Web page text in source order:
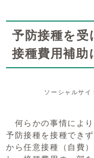
予防接種を受
接種費用補助
ソーシャルサイ
何らかの事情によ
予防接種を接種でき
から任意接種（自費